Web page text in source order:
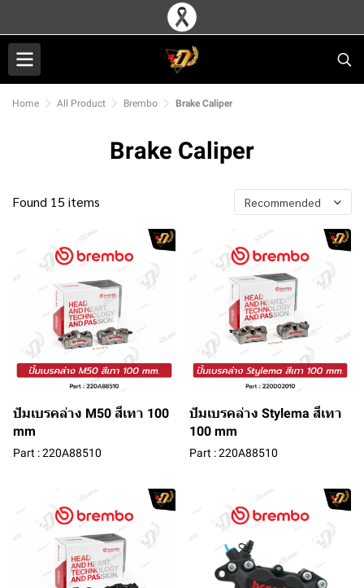
Home All Product Brembo Brake Caliper
Brake Caliper
Found 15 items Recommended
ปัมเบรคล่าง M50 สีเทา 100
mm
Part : 220A88510
ปัมเบรคล่าง Stylema สีเทา
100 mm
Part : 220A88510